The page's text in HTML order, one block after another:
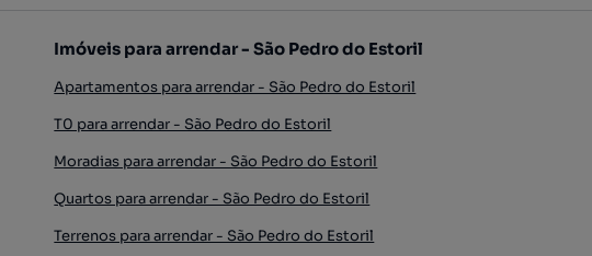
Imóveis para arrendar - São Pedro do Estoril
Apartamentos para arrendar - São Pedro do Estoril
T0 para arrendar - São Pedro do Estoril
Moradias para arrendar - São Pedro do Estoril
Quartos para arrendar - São Pedro do Estoril
Terrenos para arrendar - São Pedro do Estoril